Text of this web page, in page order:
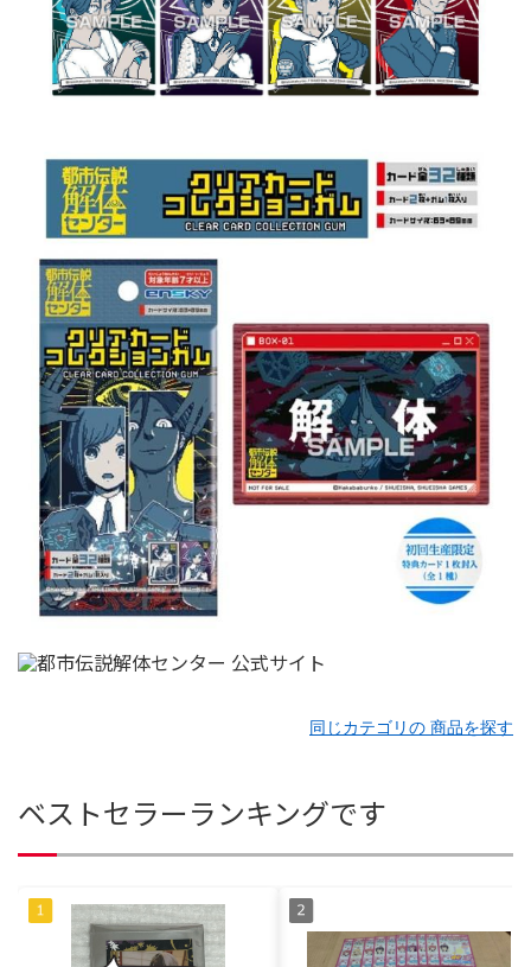
同じカテゴリの 商品を探す
ベストセラーランキングです